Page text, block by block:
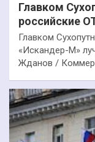
Главком
российские
Главком
«Искандер-М»
Жданов /